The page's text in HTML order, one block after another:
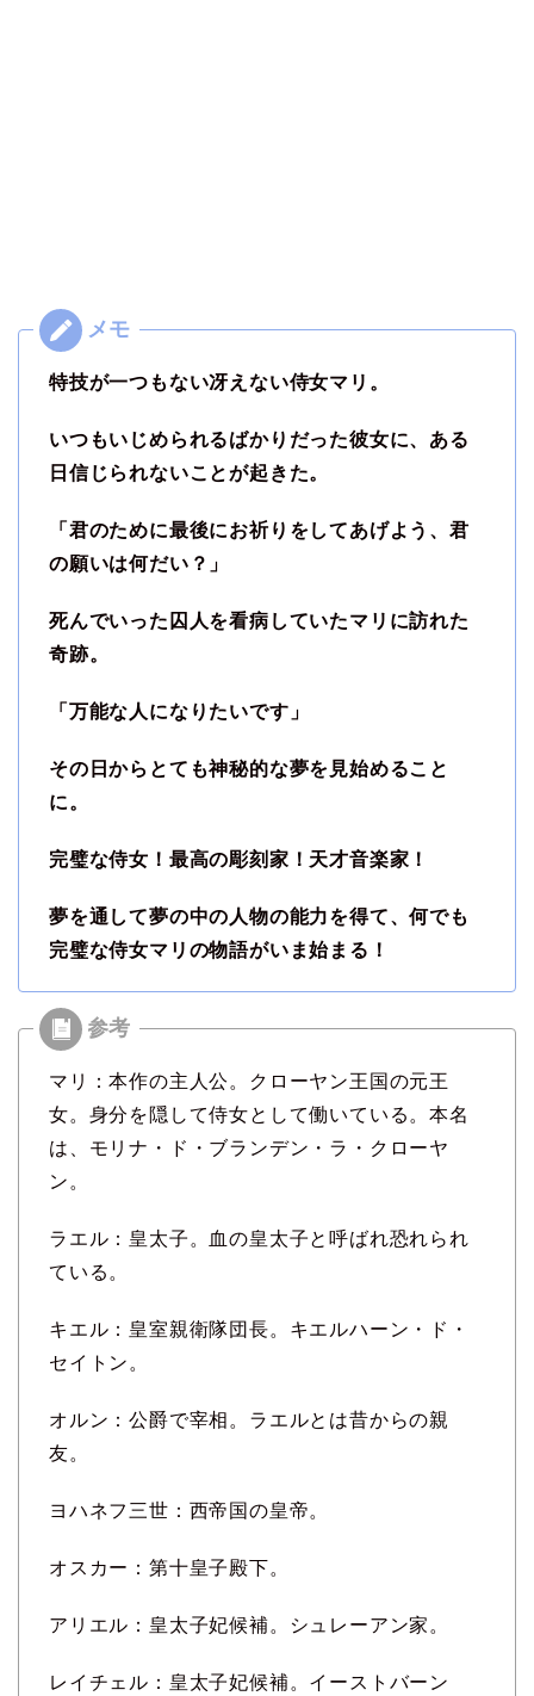
特技が一つもない冴えない侍女マリ。
いつもいじめられるばかりだった彼女に、ある
日信じられないことが起きた。
「君のために最後にお祈りをしてあげよう、君
の願いは何だい？」
死んでいった囚人を看病していたマリに訪れた
奇跡。
「万能な人になりたいです」
その日からとても神秘的な夢を見始めること
に。
完璧な侍女！最高の彫刻家！天才音楽家！
夢を通して夢の中の人物の能力を得て、何でも
完璧な侍女マリの物語がいま始まる！
マリ：本作の主人公。クローヤン王国の元王
女。身分を隠して侍女として働いている。本名
は、モリナ・ド・ブランデン・ラ・クローヤ
ン。
ラエル：皇太子。血の皇太子と呼ばれ恐れられ
ている。
キエル：皇室親衛隊団長。キエルハーン・ド・
セイトン。
オルン：公爵で宰相。ラエルとは昔からの親
友。
ヨハネフ三世：西帝国の皇帝。
オスカー：第十皇子殿下。
アリエル：皇太子妃候補。シュレーアン家。
レイチェル：皇太子妃候補。イーストバーン